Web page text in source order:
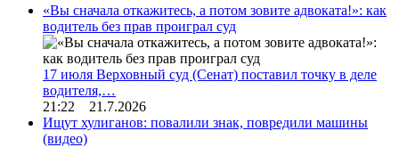
«Вы сначала откажитесь, а потом зовите адвоката!»: как
водитель без прав проиграл суд
17 июля Верховный суд (Сенат) поставил точку в деле
водителя,…
21:22 21.7.2026
Ищут хулиганов: повалили знак, повредили машины
(видео)